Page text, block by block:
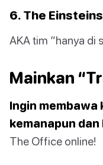
6. The Einsteins
AKA tim “hanya di
Mainkan
Ingin membawa
kemanapun dan
The Office online!